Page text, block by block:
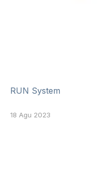
RUN System
18 Agu 2023